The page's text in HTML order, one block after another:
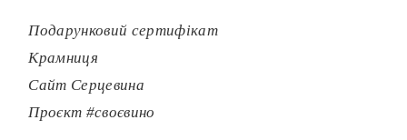
Подарунковий сертифікат
Крамниця
Сайт Серцевина
Проєкт #своєвино